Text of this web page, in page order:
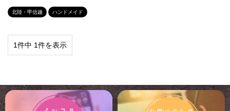
北陸・甲信越 ハンドメイド
1件中 1件を表示